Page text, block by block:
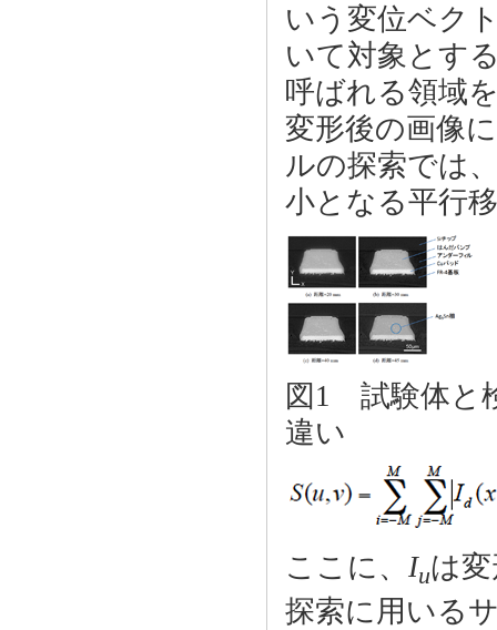
いう変位ベク
いて対象とす
呼ばれる領域
変形後の画像
ルの探索では
小となる平行
図1 試験体と
違い
ここに、 Iuは
探索に用いる